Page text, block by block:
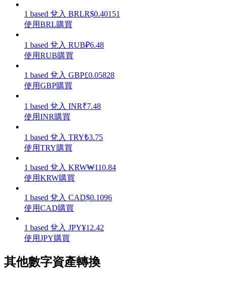
增值寶
機槍池
1 based 兌入 BRLR$0.40151
使用BRL購買
1 based 兌入 RUB₽6.48
使用RUB購買
1 based 兌入 GBP£0.05828
使用GBP購買
1 based 兌入 INR₹7.48
使用INR購買
1 based 兌入 TRY₺3.75
使用TRY購買
1 based 兌入 KRW₩110.84
使用KRW購買
1 based 兌入 CAD$0.1096
使用CAD購買
1 based 兌入 JPY¥12.42
使用JPY購買
其他數字資產轉換